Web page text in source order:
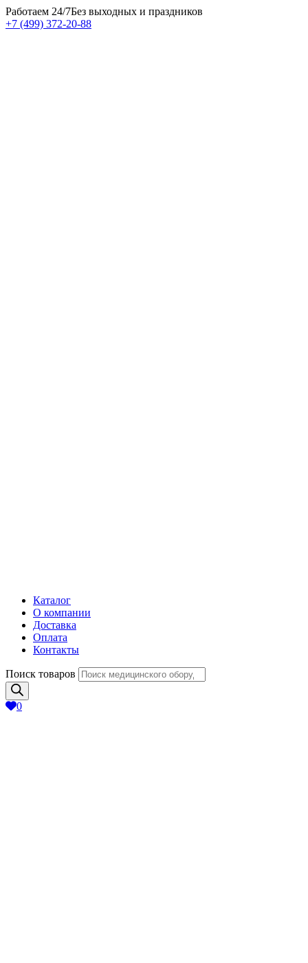
Работаем 24/7Без выходных и праздников
+7 (499) 372-20-88
Каталог
О компании
Доставка
Оплата
Контакты
Поиск товаров
0